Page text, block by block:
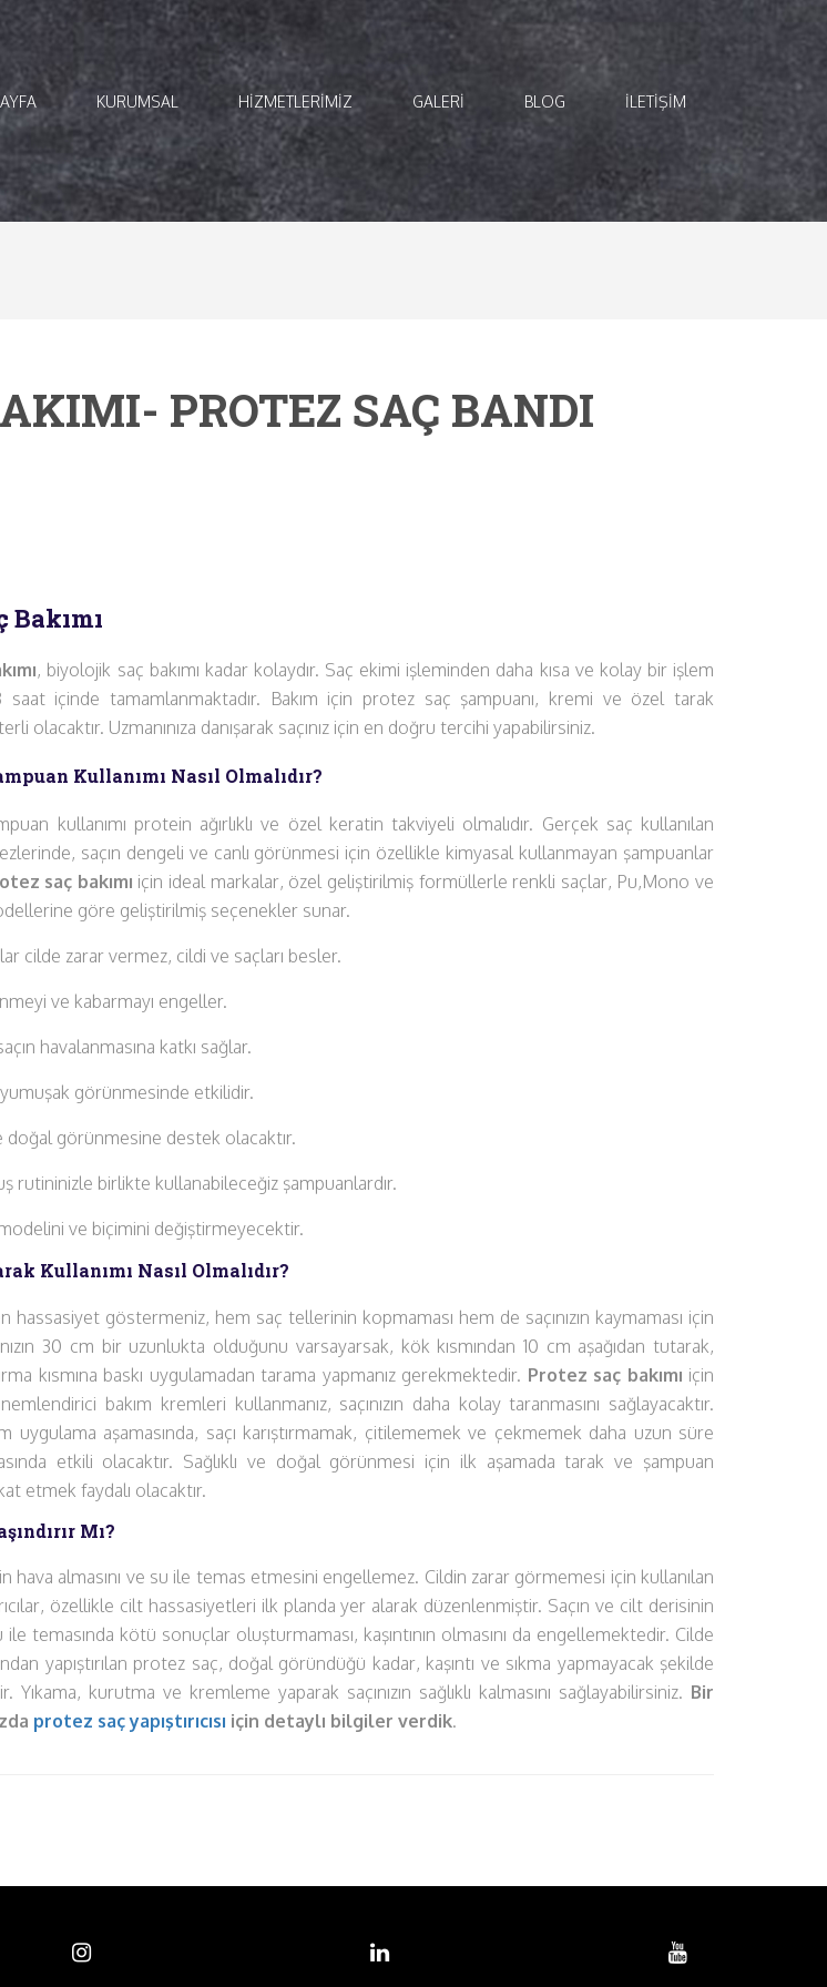
KURUMSAL HİZMETLERİMİZ GALERI BLOG İLETİŞİM
PROTEZ SAÇ BANDI
Bakımı
, biyolojik saç bakımı kadar kolaydır. Saç ekimi işleminden daha kısa ve kolay bir işlem
içinde tamamlanmaktadır. Bakım için protez saç şampuanı, kremi ve özel tarak
olacaktır. Uzmanınıza danışarak saçınız için en doğru tercihi yapabilirsiniz.
Kullanımı Nasıl Olmalıdır?
kullanımı protein ağırlıklı ve özel keratin takviyeli olmalıdır. Gerçek saç kullanılan
saçın dengeli ve canlı görünmesi için özellikle kimyasal kullanmayan şampuanlar
saç bakımı için ideal markalar, özel geliştirilmiş formüllerle renkli saçlar, Pu,Mono ve
göre geliştirilmiş seçenekler sunar.
zarar vermez, cildi ve saçları besler.
ve kabarmayı engeller.
havalanmasına katkı sağlar.
görünmesinde etkilidir.
görünmesine destek olacaktır.
birlikte kullanabileceğiz şampuanlardır.
ve biçimini değiştirmeyecektir.
Kullanımı Nasıl Olmalıdır?
hassasiyet göstermeniz, hem saç tellerinin kopmaması hem de saçınızın kaymaması için
30 cm bir uzunlukta olduğunu varsayarsak, kök kısmından 10 cm aşağıdan tutarak,
kısmına baskı uygulamadan tarama yapmanız gerekmektedir. Protez saç bakımı için
bakım kremleri kullanmanız, saçınızın daha kolay taranmasını sağlayacaktır.
uygulama aşamasında, saçı karıştırmamak, çitilememek ve çekmemek daha uzun süre
etkili olacaktır. Sağlıklı ve doğal görünmesi için ilk aşamada tarak ve şampuan
etmek faydalı olacaktır.
Mı?
hava almasını ve su ile temas etmesini engellemez. Cildin zarar görmemesi için kullanılan
özellikle cilt hassasiyetleri ilk planda yer alarak düzenlenmiştir. Saçın ve cilt derisinin
ile temasında kötü sonuçlar oluşturmaması, kaşıntının olmasını da engellemektedir. Cilde
yapıştırılan protez saç, doğal göründüğü kadar, kaşıntı ve sıkma yapmayacak şekilde
Yıkama, kurutma ve kremleme yaparak saçınızın sağlıklı kalmasını sağlayabilirsiniz. Bir
protez saç yapıştırıcısı için detaylı bilgiler verdik.